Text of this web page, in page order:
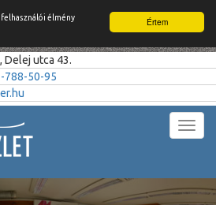
Értem
élmény
Delej utca 43.
788-50-95